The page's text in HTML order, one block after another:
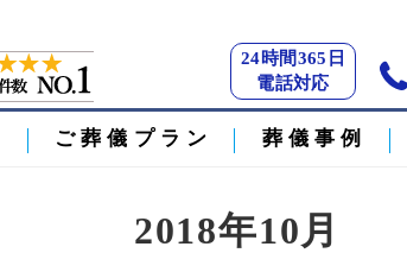
24時間365日
電話対応
ご葬儀プラン 葬儀事例
2018年10月